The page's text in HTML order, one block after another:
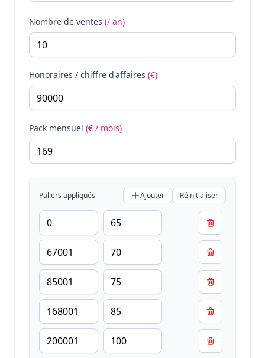
Nombre de ventes (/ an)
Honoraires / chiffre d'affaires (€)
Pack mensuel (€ / mois)
Paliers appliqués Ajouter Réinitialiser